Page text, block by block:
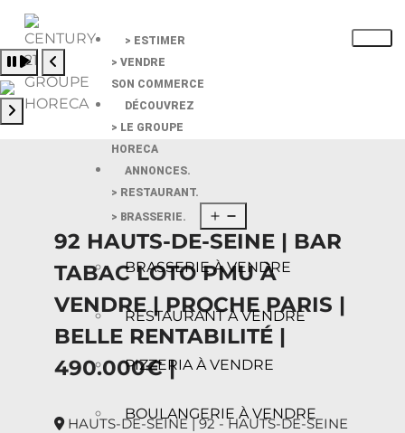
> ESTIMER
> VENDRE
SON COMMERCE
DÉCOUVREZ
> LE GROUPE
HORECA
ANNONCES.
> RESTAURANT.
> BRASSERIE.
BRASSERIE À VENDRE
RESTAURANT À VENDRE
PIZZERIA À VENDRE
BOULANGERIE À VENDRE
Pause slide rotation
Resume slide rotation
Previous slide
92 HAUTS-DE-SEINE | BAR
TABAC LOTO PMU À
VENDRE | PROCHE PARIS |
BELLE RENTABILITÉ |
490.000€ |
HAUTS-DE-SEINE | 92 - HAUTS-DE-SEINE